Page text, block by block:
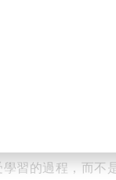
愉快學習」為
衝突，兩者甚至
賞的態度推動學生
。這種鼓勵的模
習的過程，而不